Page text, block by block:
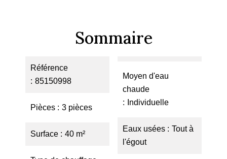
Sommaire
Référence
85150998
Pièces 3 pièces
Surface 40 m²
Moyen d'eau
chaude
Individuelle
Eaux usées
Tout à
l'égout